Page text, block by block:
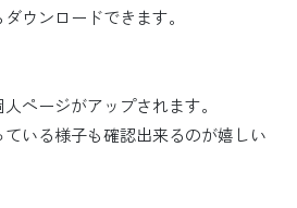
ウンロードできます。
ページがアップされます。
いる様子も確認出来るのが嬉しい